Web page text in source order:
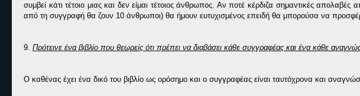
συμβεί κάτι τέτοιο μιας και δεν είμαι τέτοιος άνθρωπος. Αν ποτέ κέρδιζα σημαντικές
από τη συγγραφή θα ζουν 10 άνθρωποι) θα ήμουν ευτυχισμένος επειδή θα μπορούσα να
9. Πρότεινε ένα βιβλίο που θεωρείς ότι πρέπει να διαβάσει κάθε συγγραφέας και ένα κάθε
Ο καθένας έχει ένα δικό του βιβλίο ως ορόσημο και ο συγγραφέας είναι ταυτόχρονα και